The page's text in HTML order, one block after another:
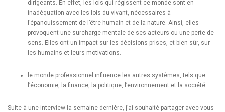
dirigeants. En effet, les lois qui régissent ce monde sont en
inadéquation avec les lois du vivant, nécessaires à
l’épanouissement de l’être humain et de la nature. Ainsi, elles
provoquent une surcharge mentale de ses acteurs ou une perte de
sens. Elles ont un impact sur les décisions prises, et bien sûr, sur
les humains et leurs motivations.
le monde professionnel influence les autres systèmes, tels que
l’économie, la finance, la politique, l’environnement et la société.
Suite à une interview la semaine dernière, j’ai souhaité partager avec vous